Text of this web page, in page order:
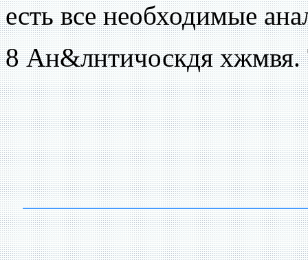
есть все необходимые
8 Ан&лнтичоскдя